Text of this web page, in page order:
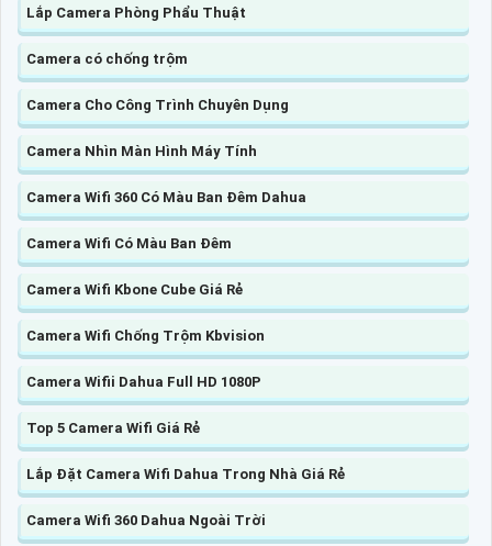
Lắp Camera Phòng Phẩu Thuật
Camera có chống trộm
Camera Cho Công Trình Chuyên Dụng
Camera Nhìn Màn Hình Máy Tính
Camera Wifi 360 Có Màu Ban Đêm Dahua
Camera Wifi Có Màu Ban Đêm
Camera Wifi Kbone Cube Giá Rẻ
Camera Wifi Chống Trộm Kbvision
Camera Wifii Dahua Full HD 1080P
Top 5 Camera Wifi Giá Rẻ
Lắp Đặt Camera Wifi Dahua Trong Nhà Giá Rẻ
Camera Wifi 360 Dahua Ngoài Trời